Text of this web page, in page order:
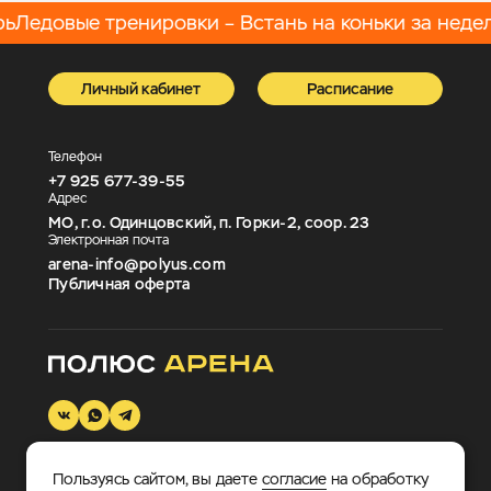
Ледовые тренировки – Встань на коньки за
Личный кабинет Расписание
Телефон
+7 925 677-39-55
Адрес
МО, г.о. Одинцовский, п. Горки-2, соор. 23
Электронная почта
arena-info@polyus.com
Публичная оферта
Пользуясь сайтом, вы даете согласие на обработку